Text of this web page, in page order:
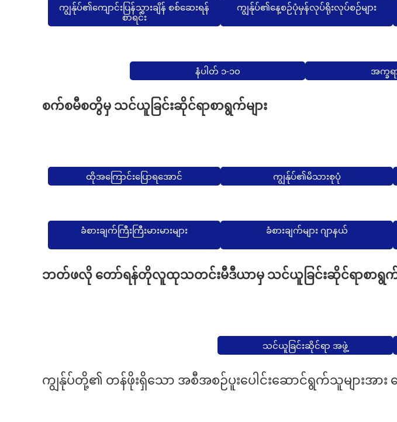
ကျွန်ုပ်၏ကျောင်းပြန်သွားချိန် စစ်ဆေးရန်
စာရင်း
ကျွန်ုပ်၏နေ့စဉ်ပုံမှန်လုပ်ရိုးလုပ်စဉ်များ
နံပါတ် ၁-၁၀ အက္ခရ
စက်စမီစတွိမှ သင်ယူခြင်းဆိုင်ရာစာရွက်များ
ထိုအကြောင်းပြောရအောင် ကျွန်ုပ်၏မိသားစုပုံ
ခံစားချက်ကြီးကြီးမားမားများ ခံစားချက်များ ဂျာနယ်
ဘတ်ဖလို တော်ရန်တိုလူထုသတင်းမီဒီယာမှ သင်ယူခြင်းဆိုင်ရာစာရွက်မ
သင်ယူခြင်းဆိုင်ရာ အဖွဲ့
ကျွန်ုပ်တို့၏ တန်ဖိုးရှိသော အစီအစဉ်ပူးပေါင်းဆောင်ရွက်သူများအား